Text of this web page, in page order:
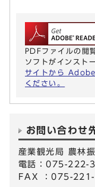
PDFファイルの
ソフトがインスト
サイトから
ください。
お問い合わせ
産業観光局 農林
電話：075-222-
FAX ：075-